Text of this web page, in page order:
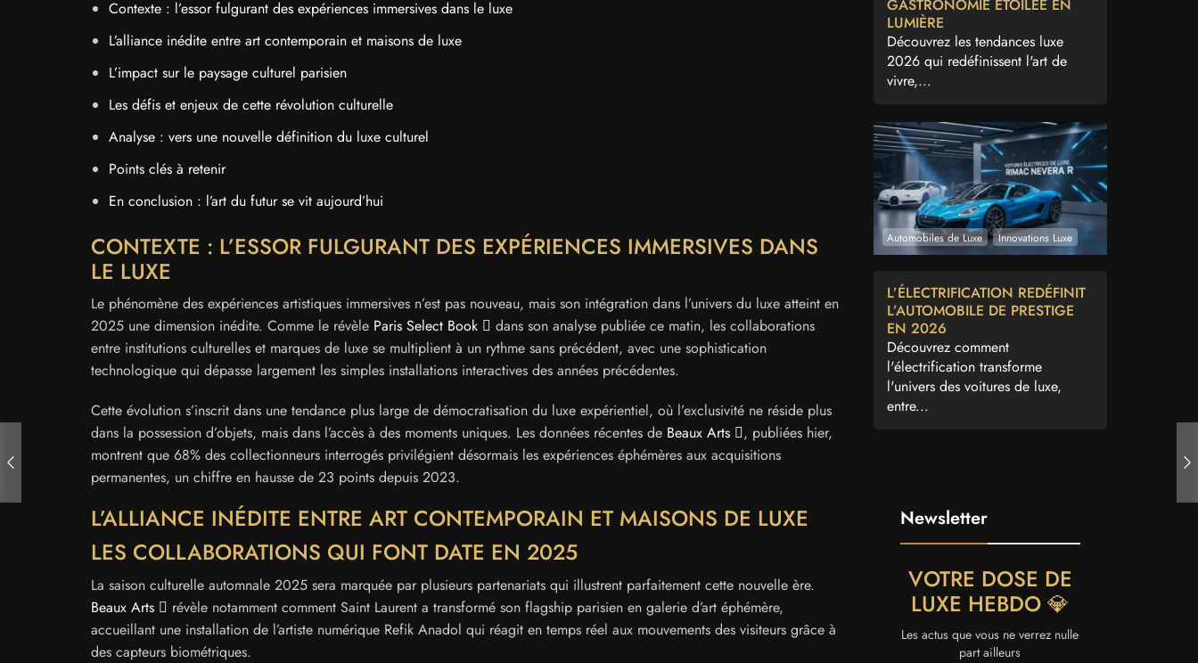
Contexte : l’essor fulgurant des expériences immersives dans le luxe
L’alliance inédite entre art contemporain et maisons de luxe
L’impact sur le paysage culturel parisien
Les défis et enjeux de cette révolution culturelle
Analyse : vers une nouvelle définition du luxe culturel
Points clés à retenir
En conclusion : l’art du futur se vit aujourd’hui
CONTEXTE : L’ESSOR FULGURANT DES EXPÉRIENCES IMMERSIVES DANS
LE LUXE
Le phénomène des expériences artistiques immersives n’est pas nouveau, mais son intégration dans l’univers du luxe atteint en
2025 une dimension inédite. Comme le révèle Paris Select Book
dans son analyse publiée ce matin, les collaborations
entre institutions culturelles et marques de luxe se multiplient à un rythme sans précédent, avec une sophistication
technologique qui dépasse largement les simples installations interactives des années précédentes.
Cette évolution s’inscrit dans une tendance plus large de démocratisation du luxe expérientiel, où l’exclusivité ne réside plus
dans la possession d’objets, mais dans l’accès à des moments uniques. Les données récentes de Beaux Arts
, publiées hier,
montrent que 68% des collectionneurs interrogés privilégient désormais les expériences éphémères aux acquisitions
permanentes, un chiffre en hausse de 23 points depuis 2023.
L’ALLIANCE INÉDITE ENTRE ART CONTEMPORAIN ET MAISONS DE LUXE
LES COLLABORATIONS QUI FONT DATE EN 2025
La saison culturelle automnale 2025 sera marquée par plusieurs partenariats qui illustrent parfaitement cette nouvelle ère.
Beaux Arts
révèle notamment comment Saint Laurent a transformé son flagship parisien en galerie d’art éphémère,
accueillant une installation de l’artiste numérique Refik Anadol qui réagit en temps réel aux mouvements des visiteurs grâce à
des capteurs biométriques.
GASTRONOMIE ÉTOILÉE EN
LUMIÈRE
Découvrez les tendances luxe
2026 qui redéfinissent l'art de
vivre,...
Automobiles de Luxe Innovations Luxe
L’ÉLECTRIFICATION REDÉFINIT
L’AUTOMOBILE DE PRESTIGE
EN 2026
Découvrez comment
l'électrification transforme
l'univers des voitures de luxe,
entre...
Newsletter
VOTRE DOSE DE
LUXE HEBDO 💎
Les actus que vous ne verrez nulle
part ailleurs